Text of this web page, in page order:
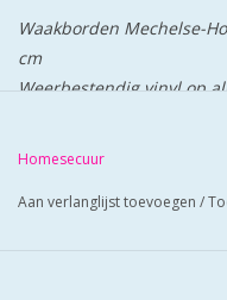
Waakborden Mechelse-
cm
Weerbestendig vinyl op
Homesecuur
Aan verlanglijst toevoegen /